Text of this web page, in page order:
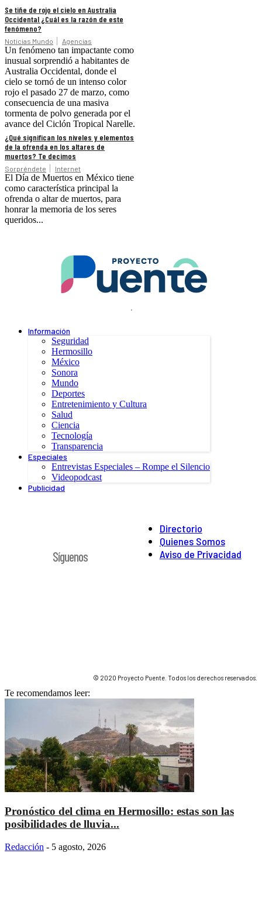
Se tiñe de rojo el cielo en Australia
Occidental ¿Cuál es la razón de este
fenómeno?
Noticias Mundo Agencias
Un fenómeno tan impactante como
inusual sorprendió a habitantes de
Australia Occidental, donde el
cielo se tornó de un intenso color
rojo el pasado 27 de marzo, como
consecuencia de una masiva
tormenta de polvo generada por el
avance del Ciclón Tropical Narelle.
¿Qué significan los niveles y elementos
de la ofrenda en los altares de
muertos? Te decimos
Sorpréndete Internet
El Día de Muertos en México tiene
como característica principal la
ofrenda o altar de muertos, para
honrar la memoria de los seres
queridos...
.
Información
Seguridad
Hermosillo
México
Sonora
Mundo
Deportes
Entretenimiento y Cultura
Salud
Ciencia
Tecnología
Transparencia
Especiales
Entrevistas Especiales – Rompe el Silencio
Videopodcast
Publicidad
Directorio
Quienes Somos
Aviso de Privacidad
Síguenos
© 2020 Proyecto Puente. Todos los derechos reservados.
Te recomendamos leer:
Pronóstico del clima en Hermosillo: estas son las
posibilidades de lluvia...
Redacción - 5 agosto, 2026